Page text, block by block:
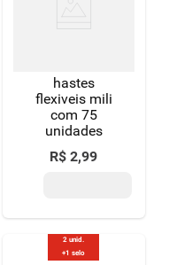
hastes
flexiveis mili
com 75
unidades
R$ 2,99
2 unid.
+1 selo